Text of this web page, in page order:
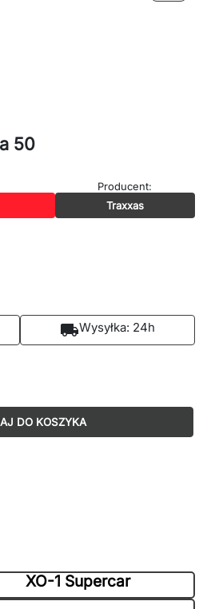
50
Producent:
Traxxas
local_shippingWysyłka: 24h
DO KOSZYKA
XO-1 Supercar